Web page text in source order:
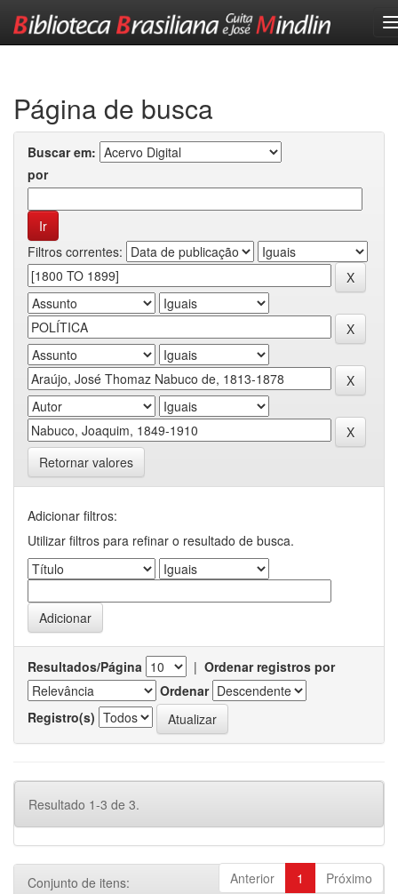
Página de busca
Buscar em:
por
Filtros correntes:
Retornar valores
Adicionar filtros:
Utilizar filtros para refinar o resultado de busca.
Resultados/Página | Ordenar registros por
Ordenar
Registro(s)
Resultado 1-3 de 3.
Anterior 1 Próximo
Conjunto de itens: